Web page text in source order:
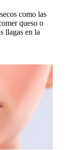
como las
queso o
llagas en la